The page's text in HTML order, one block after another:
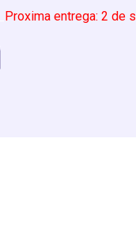
Proxima entrega: 2 de